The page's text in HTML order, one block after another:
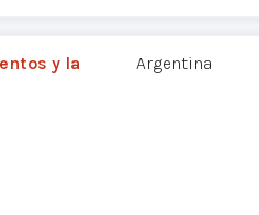
y la
Argentina